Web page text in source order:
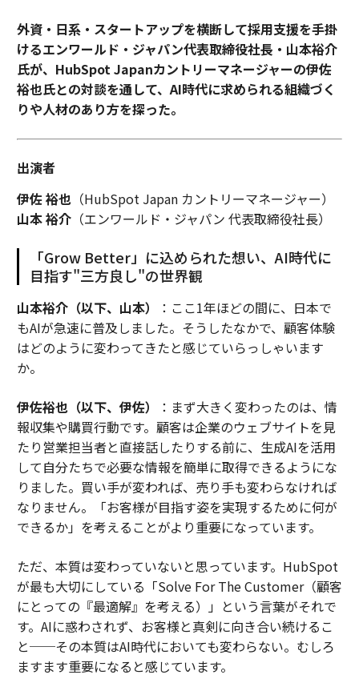
外資・日系・スタートアップを横断して採用支援を手掛
けるエンワールド・ジャパン代表取締役社長・山本裕介
氏が、HubSpot Japanカントリーマネージャーの伊佐
裕也氏との対談を通して、AI時代に求められる組織づく
りや人材のあり方を探った。
出演者
伊佐 裕也（HubSpot Japan カントリーマネージャー）
山本 裕介（エンワールド・ジャパン 代表取締役社長）
「Grow Better」に込められた想い、AI時代に
目指す"三方良し"の世界観
山本裕介（以下、山本）
：ここ1年ほどの間に、日本で
もAIが急速に普及しました。そうしたなかで、顧客体験
はどのように変わってきたと感じていらっしゃいます
か。
伊佐裕也（以下、伊佐）
：まず大きく変わったのは、情
報収集や購買行動です。顧客は企業のウェブサイトを見
たり営業担当者と直接話したりする前に、生成AIを活用
して自分たちで必要な情報を簡単に取得できるようにな
りました。買い手が変われば、売り手も変わらなければ
なりません。「お客様が目指す姿を実現するために何が
できるか」を考えることがより重要になっています。
ただ、本質は変わっていないと思っています。HubSpot
が最も大切にしている「Solve For The Customer（顧客
にとっての『最適解』を考える）」という言葉がそれで
す。AIに惑わされず、お客様と真剣に向き合い続けるこ
と──その本質はAI時代においても変わらない。むしろ
ますます重要になると感じています。